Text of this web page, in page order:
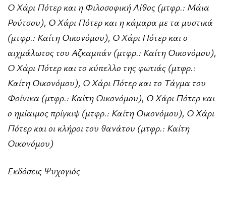
Ο Χάρι Πότερ και η Φιλοσοφική Λίθος (μτφρ.: Μάια
Ρούτσου), Ο Χάρι Πότερ και η κάμαρα με τα μυστικά
(μτφρ.: Καίτη Οικονόμου), Ο Χάρι Πότερ και ο
αιχμάλωτος του Αζκαμπάν (μτφρ.: Καίτη Οικονόμου),
Ο Χάρι Πότερ και το κύπελλο της φωτιάς (μτφρ.:
Καίτη Οικονόμου), Ο Χάρι Πότερ και το Τάγμα του
Φοίνικα (μτφρ.: Καίτη Οικονόμου), Ο Χάρι Πότερ και
ο ημίαιμος πρίγκιψ (μτφρ.: Καίτη Οικονόμου), Ο Χάρι
Πότερ και οι κλήροι του θανάτου (μτφρ.: Καίτη
Οικονόμου)
Εκδόσεις Ψυχογιός